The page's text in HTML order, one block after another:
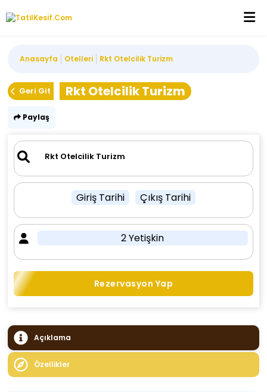
Anasayfa Otelleri Rkt Otelcilik Turizm
Geri Git Rkt Otelcilik Turizm
Paylaş
Giriş Tarihi Çıkış Tarihi
2 Yetişkin
Rezervasyon Yap
Açıklama
Özellikler